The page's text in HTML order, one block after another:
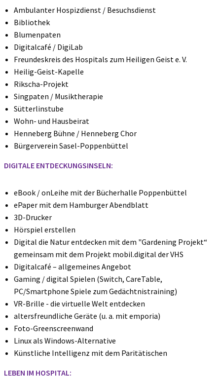
Ambulanter Hospizdienst / Besuchsdienst
Bibliothek
Blumenpaten
Digitalcafé / DigiLab
Freundeskreis des Hospitals zum Heiligen Geist e. V.
Heilig-Geist-Kapelle
Rikscha-Projekt
Singpaten / Musiktherapie
Sütterlinstube
Wohn- und Hausbeirat
Henneberg Bühne / Henneberg Chor
Bürgerverein Sasel-Poppenbüttel
DIGITALE ENTDECKUNGSINSELN:
eBook / onLeihe mit der Bücherhalle Poppenbüttel
ePaper mit dem Hamburger Abendblatt
3D-Drucker
Hörspiel erstellen
Digital die Natur entdecken mit dem "Gardening Projekt“
gemeinsam mit dem Projekt mobil.digital der VHS
Digitalcafé – allgemeines Angebot
Gaming / digital Spielen (Switch, CareTable,
PC/Smartphone Spiele zum Gedächtnistraining)
VR-Brille - die virtuelle Welt entdecken
altersfreundliche Geräte (u. a. mit emporia)
Foto-Greenscreenwand
Linux als Windows-Alternative
Künstliche Intelligenz mit dem Paritätischen
LEBEN IM HOSPITAL: